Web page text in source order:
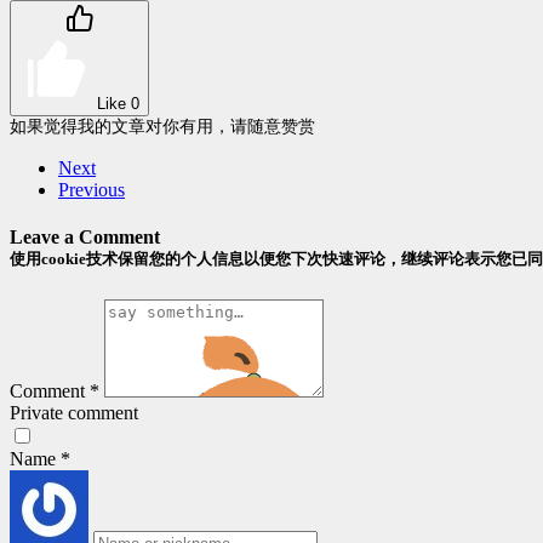
Like 0
如果觉得我的文章对你有用，请随意赞赏
Next
Previous
Leave a Comment
使用cookie技术保留您的个人信息以便您下次快速评论，继续评论表示您已
Comment *
Private comment
Name *